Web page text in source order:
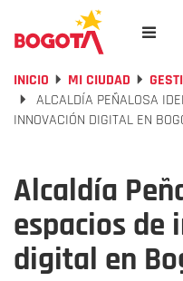
INICIO MI CIUDAD
ALCALDÍA PEÑALOSA
INNOVACIÓN DIGITAL EN
Alcaldía
espacios de
digital en